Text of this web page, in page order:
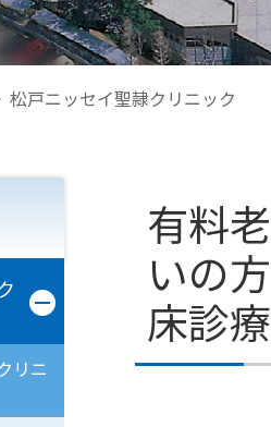
松戸ニッセイ聖隷クリニック
有料
いの
床診
リニ